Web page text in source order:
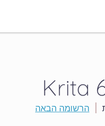
הרשומה הבאה